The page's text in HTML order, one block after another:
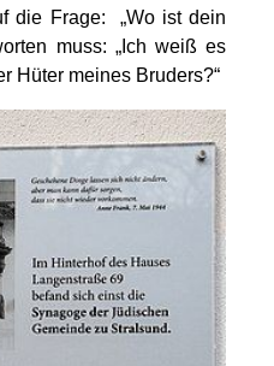
die Frage: „Wo ist dein
muss: „Ich weiß es
Hüter meines Bruders?“